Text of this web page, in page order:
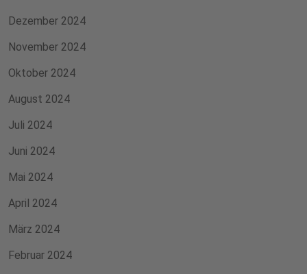
Dezember 2024
November 2024
Oktober 2024
August 2024
Juli 2024
Juni 2024
Mai 2024
April 2024
März 2024
Februar 2024